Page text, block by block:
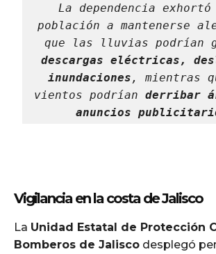
La dependencia
población a mantenerse
descargas eléctricas,
inundaciones , mientras
vientos podrían derribar
anuncios
Vigilancia en la costa de Jalisco
La Unidad Estatal de Protección
Bomberos de Jalisco desplegó